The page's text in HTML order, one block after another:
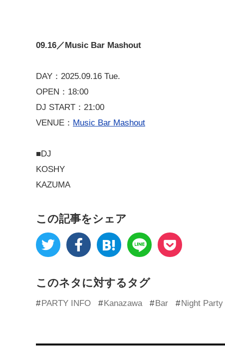
09.16／Music Bar Mashout
DAY：2025.09.16 Tue.
OPEN：18:00
DJ START：21:00
VENUE： Music Bar Mashout
■DJ
KOSHY
KAZUMA
この記事をシェア
このネタに対するタグ
PARTY INFO Kanazawa Bar Night Party